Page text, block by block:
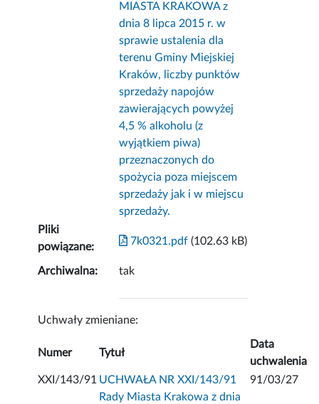
MIASTA KRAKOWA z
dnia 8 lipca 2015 r. w
sprawie ustalenia dla
terenu Gminy Miejskiej
Kraków, liczby punktów
sprzedaży napojów
zawierających powyżej
4,5 % alkoholu (z
wyjątkiem piwa)
przeznaczonych do
spożycia poza miejscem
sprzedaży jak i w miejscu
sprzedaży.
Pliki
powiązane:
7k0321.pdf (102.63 kB)
Archiwalna: tak
Uchwały zmieniane:
Numer Tytuł
Data
uchwalenia
XXI/143/91 UCHWAŁA NR XXI/143/91
Rady Miasta Krakowa z dnia
91/03/27